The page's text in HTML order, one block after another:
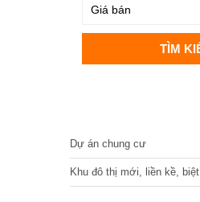
Dự án chung cư
Khu đô thị mới, liền kề,